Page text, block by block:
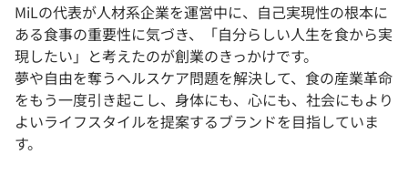
MiLの代表が人材系企業を運営中に、自己実現性の根本に
ある食事の重要性に気づき、「自分らしい人生を食から実
現したい」と考えたのが創業のきっかけです。
夢や自由を奪うヘルスケア問題を解決して、食の産業革命
をもう一度引き起こし、身体にも、心にも、社会にもより
よいライフスタイルを提案するブランドを目指していま
す。